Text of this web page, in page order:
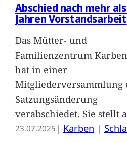
Abschied nach mehr
Jahren Vorstandsarbeit
Das Mütter- und
Familienzentrum
hat in einer
Mitgliederversammlung
Satzungsänderung
verabschiedet. Sie stellt
23.07.2025 | Karben |